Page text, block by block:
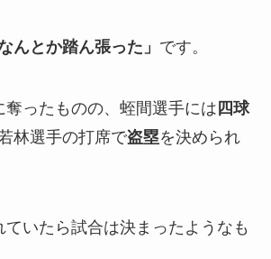
なんとか踏ん張った」 です。
奪ったものの、蛭間選手には 四球
林選手の打席で盗塁を決められ
ていたら試合は決まったようなも